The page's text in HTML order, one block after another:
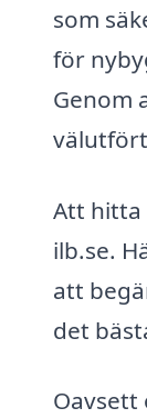
som
för
Genom
Att hitta
ilb.se.
att
det